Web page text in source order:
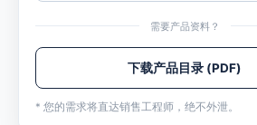
需要产品资料？
下载产品目录 (PDF)
* 您的需求将直达销售工程师，绝不外泄。